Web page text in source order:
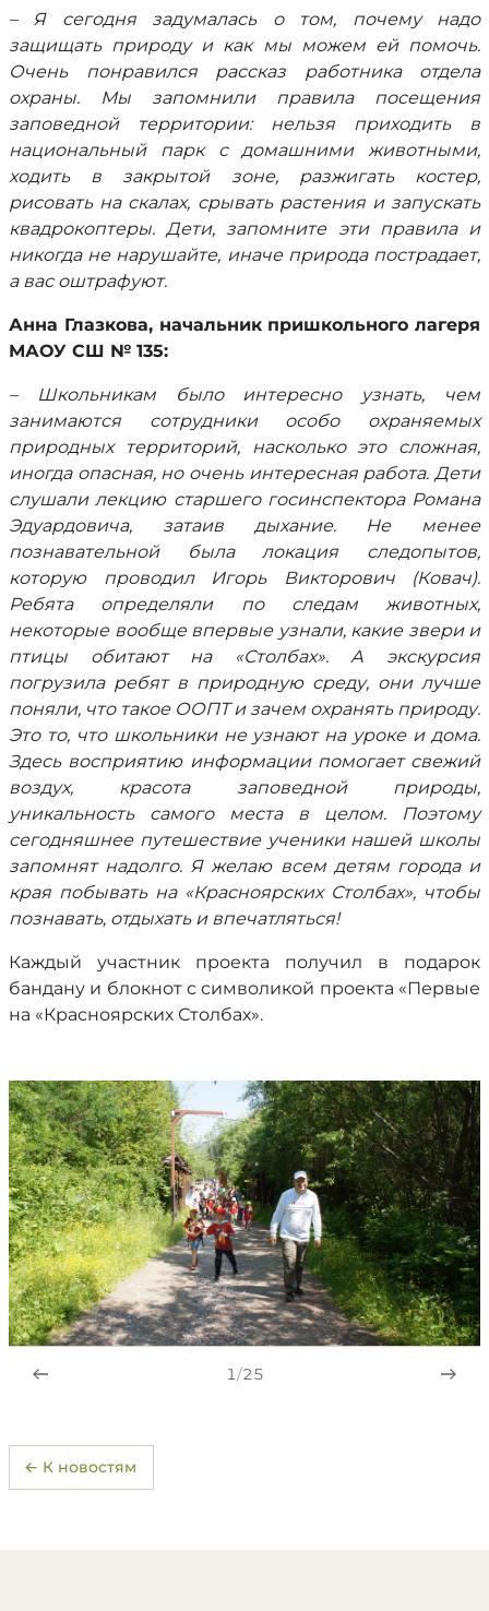
– Я сегодня задумалась о том, почему надо
защищать природу и как мы можем ей помочь.
Очень понравился рассказ работника отдела
охраны. Мы запомнили правила посещения
заповедной территории: нельзя приходить в
национальный парк с домашними животными,
ходить в закрытой зоне, разжигать костер,
рисовать на скалах, срывать растения и запускать
квадрокоптеры. Дети, запомните эти правила и
никогда не нарушайте, иначе природа пострадает,
а вас оштрафуют.
Анна Глазкова, начальник пришкольного лагеря
МАОУ СШ № 135:
– Школьникам было интересно узнать, чем
занимаются сотрудники особо охраняемых
природных территорий, насколько это сложная,
иногда опасная, но очень интересная работа. Дети
слушали лекцию старшего госинспектора Романа
Эдуардовича, затаив дыхание. Не менее
познавательной была локация следопытов,
которую проводил Игорь Викторович (Ковач).
Ребята определяли по следам животных,
некоторые вообще впервые узнали, какие звери и
птицы обитают на «Столбах». А экскурсия
погрузила ребят в природную среду, они лучше
поняли, что такое ООПТ и зачем охранять природу.
Это то, что школьники не узнают на уроке и дома.
Здесь восприятию информации помогает свежий
воздух, красота заповедной природы,
уникальность самого места в целом. Поэтому
сегодняшнее путешествие ученики нашей школы
запомнят надолго. Я желаю всем детям города и
края побывать на «Красноярских Столбах», чтобы
познавать, отдыхать и впечатляться!
Каждый участник проекта получил в подарок
бандану и блокнот с символикой проекта «Первые
на «Красноярских Столбах».
1/25
← К новостям